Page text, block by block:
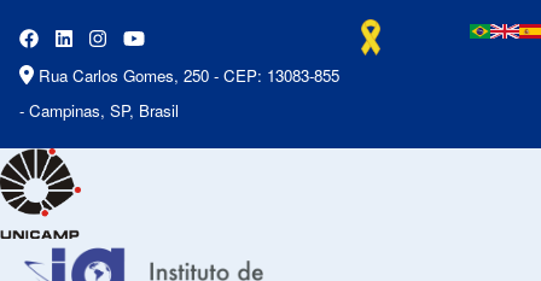
Rua Carlos Gomes, 250 - CEP: 13083-855
- Campinas, SP, Brasil